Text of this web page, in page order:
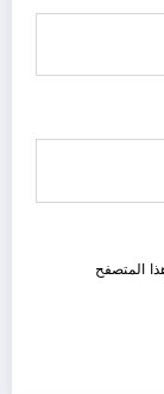
المتصفح